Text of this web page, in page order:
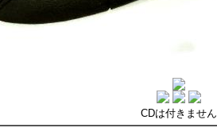
CDは付きません